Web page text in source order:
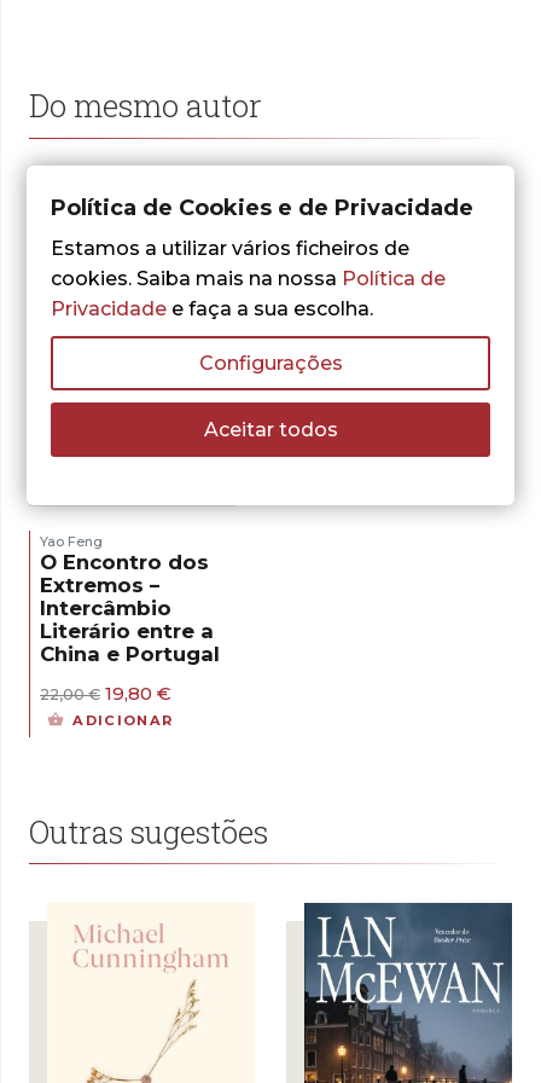
Do mesmo autor
- 10%
Yao Feng
O Encontro dos
Extremos –
Intercâmbio
Literário entre a
China e Portugal
22,00€ O
preço
original
19,80 €
preço
atual
ADICIONAR
Outras sugestões
Política de Cookies e de Privacidade
Estamos a utilizar vários ficheiros de
cookies. Saiba mais na nossa Política de
Privacidade e faça a sua escolha.
Configurações
Aceitar todos